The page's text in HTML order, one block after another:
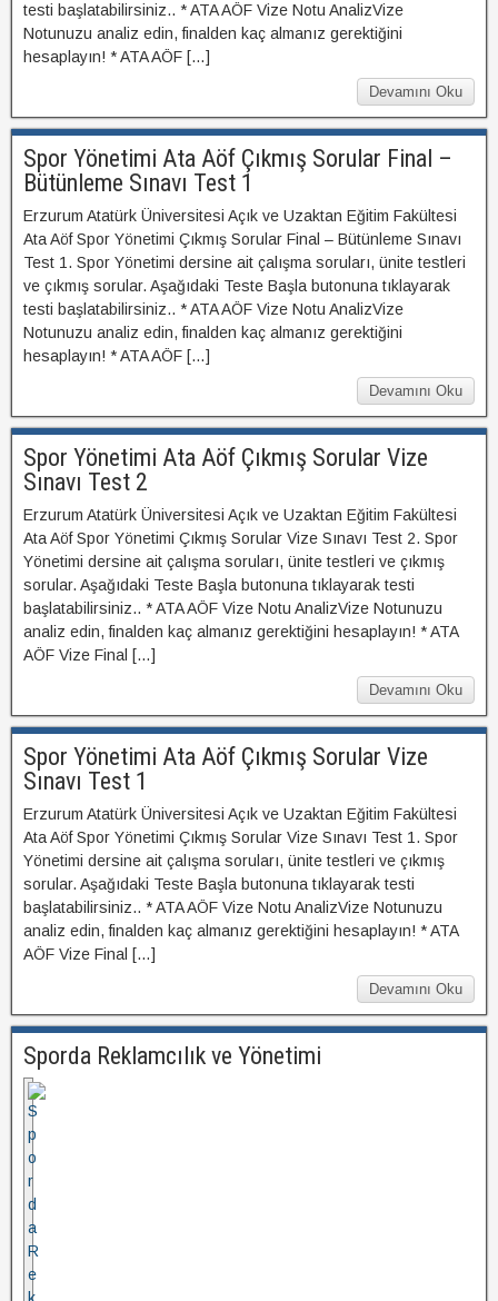
testi başlatabilirsiniz.. * ATA AÖF Vize Notu AnalizVize
Notunuzu analiz edin, finalden kaç almanız gerektiğini
hesaplayın! * ATA AÖF […]
Devamını Oku
Spor Yönetimi Ata Aöf Çıkmış Sorular Final –
Bütünleme Sınavı Test 1
Erzurum Atatürk Üniversitesi Açık ve Uzaktan Eğitim Fakültesi
Ata Aöf Spor Yönetimi Çıkmış Sorular Final – Bütünleme Sınavı
Test 1. Spor Yönetimi dersine ait çalışma soruları, ünite testleri
ve çıkmış sorular. Aşağıdaki Teste Başla butonuna tıklayarak
testi başlatabilirsiniz.. * ATA AÖF Vize Notu AnalizVize
Notunuzu analiz edin, finalden kaç almanız gerektiğini
hesaplayın! * ATA AÖF […]
Devamını Oku
Spor Yönetimi Ata Aöf Çıkmış Sorular Vize
Sınavı Test 2
Erzurum Atatürk Üniversitesi Açık ve Uzaktan Eğitim Fakültesi
Ata Aöf Spor Yönetimi Çıkmış Sorular Vize Sınavı Test 2. Spor
Yönetimi dersine ait çalışma soruları, ünite testleri ve çıkmış
sorular. Aşağıdaki Teste Başla butonuna tıklayarak testi
başlatabilirsiniz.. * ATA AÖF Vize Notu AnalizVize Notunuzu
analiz edin, finalden kaç almanız gerektiğini hesaplayın! * ATA
AÖF Vize Final […]
Devamını Oku
Spor Yönetimi Ata Aöf Çıkmış Sorular Vize
Sınavı Test 1
Erzurum Atatürk Üniversitesi Açık ve Uzaktan Eğitim Fakültesi
Ata Aöf Spor Yönetimi Çıkmış Sorular Vize Sınavı Test 1. Spor
Yönetimi dersine ait çalışma soruları, ünite testleri ve çıkmış
sorular. Aşağıdaki Teste Başla butonuna tıklayarak testi
başlatabilirsiniz.. * ATA AÖF Vize Notu AnalizVize Notunuzu
analiz edin, finalden kaç almanız gerektiğini hesaplayın! * ATA
AÖF Vize Final […]
Devamını Oku
Sporda Reklamcılık ve Yönetimi